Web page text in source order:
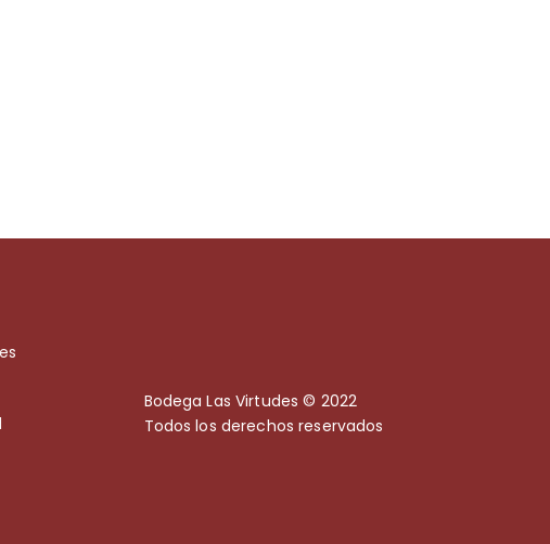
Bodega Las Virtudes © 2022
Todos los derechos reservados